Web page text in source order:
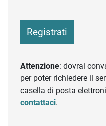
Registrati
Attenzione: dovrai
per poter richiedere il
casella di posta
contattaci.